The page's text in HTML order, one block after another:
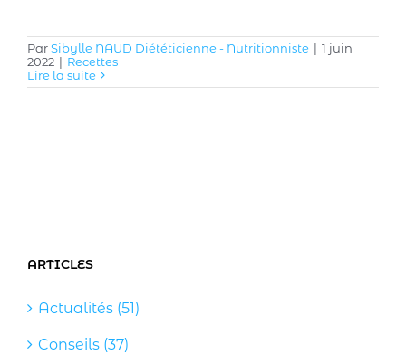
ParSibylle NAUD Diététicienne - Nutritionniste | 1 juin
2022 | Recettes
Lire la suite
ARTICLES
Actualités (51)
Conseils (37)